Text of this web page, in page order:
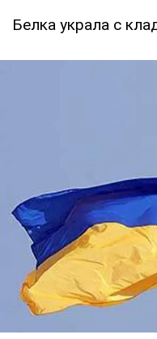
Белка украла с